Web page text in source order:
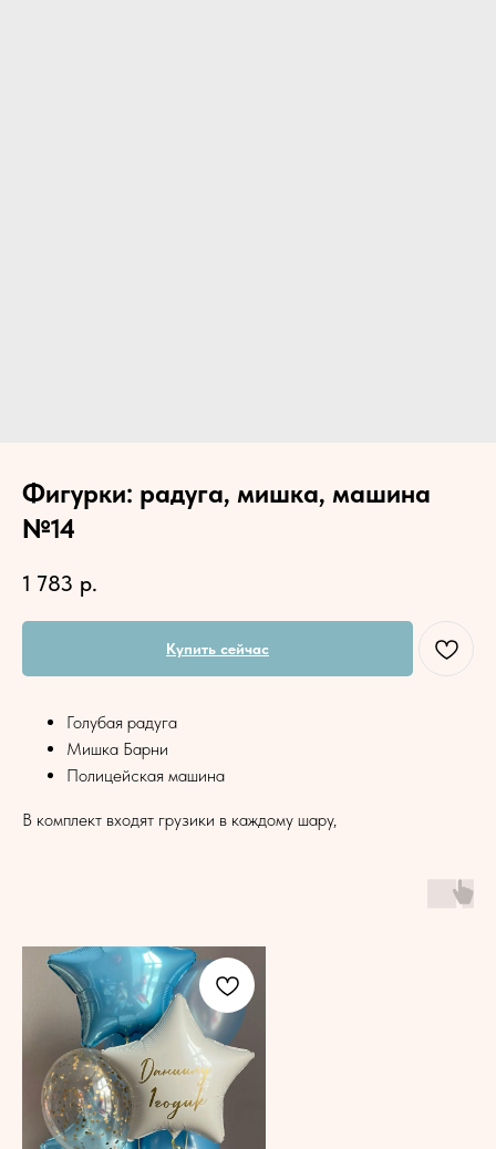
Фигурки: радуга, мишка, машина
№14
1 783 р.
Купить сейчас
Голубая радуга
Мишка Барни
Полицейская машина
В комплект входят грузики в каждому шару,